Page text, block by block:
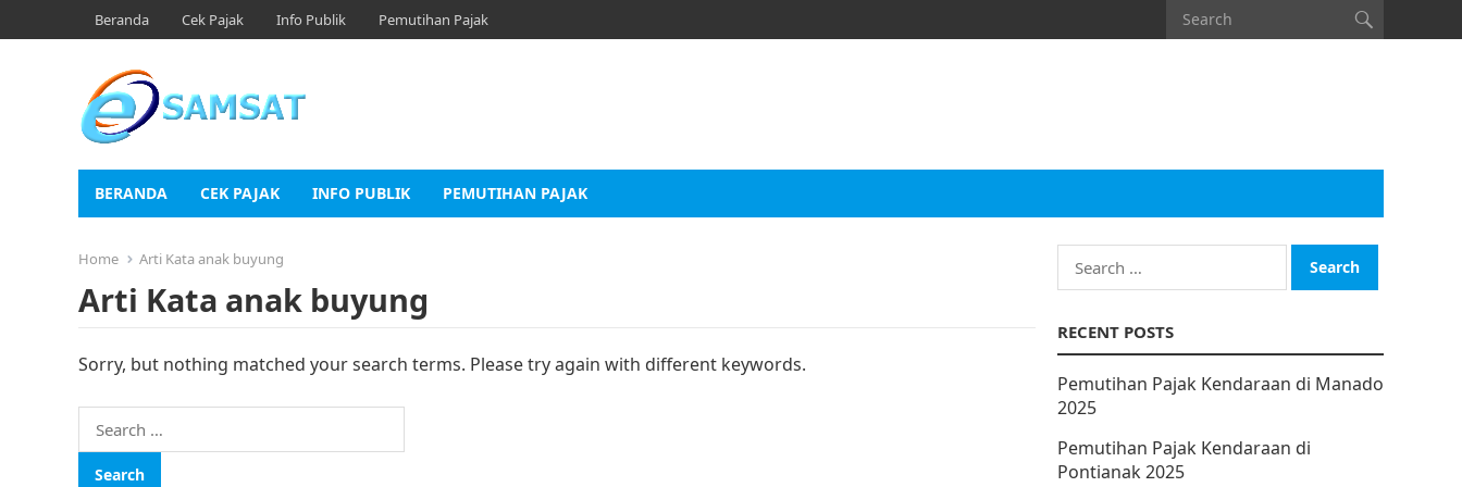
Beranda Cek Pajak Info Publik Pemutihan Pajak
BERANDA CEK PAJAK INFO PUBLIK PEMUTIHAN PAJAK
Home Arti Kata anak buyung
Arti Kata anak buyung
Sorry, but nothing matched your search terms. Please try again with different keywords.
Search
for:
Search
for:
RECENT POSTS
Pemutihan Pajak Kendaraan di Manado
2025
Pemutihan Pajak Kendaraan di
Pontianak 2025